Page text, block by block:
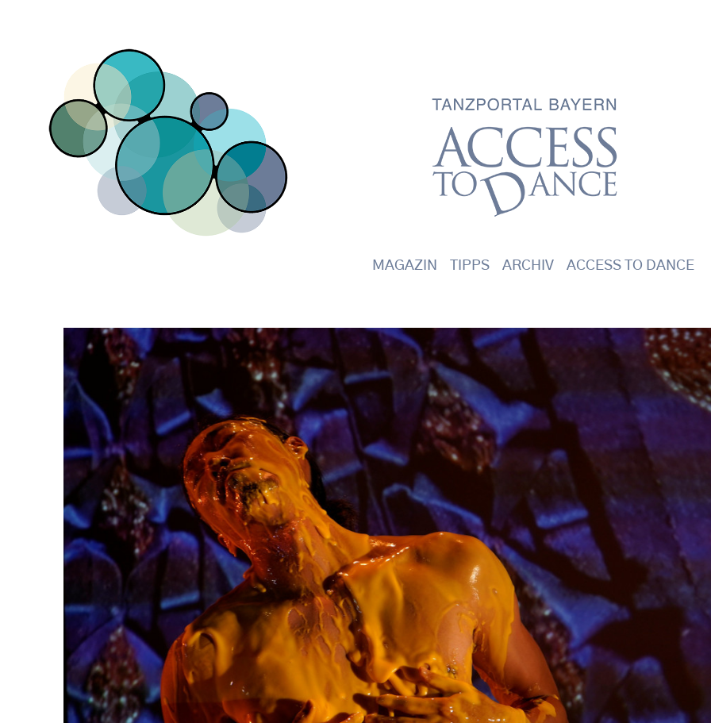
Main navigation
MAGAZIN TIPPS ARCHIV ACCESS TO DANCE